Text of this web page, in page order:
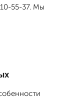
55-37. Мы